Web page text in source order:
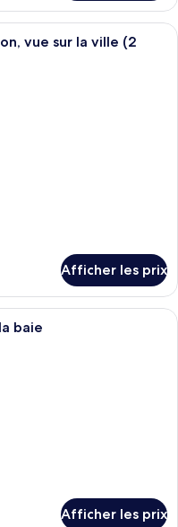
chambre d’hôtel avec deux
vue sur la ville (2
Afficher les prix
chambre d’hôtel moderne
baie
Afficher les prix